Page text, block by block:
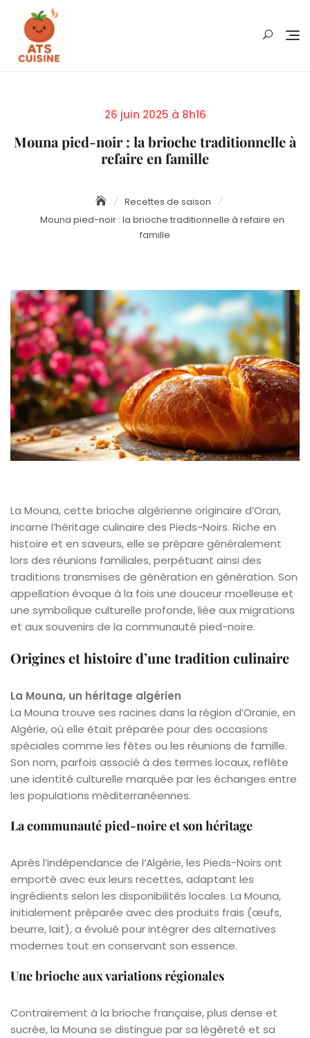
content
Posted
26 juin 2025 à 8h16
Mouna pied-noir : la brioche traditionnelle à
refaire en famille
Recettes de saison
Mouna pied-noir : la brioche traditionnelle à refaire en
famille
La Mouna, cette brioche algérienne originaire d’Oran,
incarne l’héritage culinaire des Pieds-Noirs. Riche en
histoire et en saveurs, elle se prépare généralement
lors des réunions familiales, perpétuant ainsi des
traditions transmises de génération en génération. Son
appellation évoque à la fois une douceur moelleuse et
une symbolique culturelle profonde, liée aux migrations
et aux souvenirs de la communauté pied-noire.
Origines et histoire d’une tradition culinaire
La Mouna, un héritage algérien
La Mouna trouve ses racines dans la région d’Oranie, en
Algérie, où elle était préparée pour des occasions
spéciales comme les fêtes ou les réunions de famille.
Son nom, parfois associé à des termes locaux, reflète
une identité culturelle marquée par les échanges entre
les populations méditerranéennes.
La communauté pied-noire et son héritage
Après l’indépendance de l’Algérie, les Pieds-Noirs ont
emporté avec eux leurs recettes, adaptant les
ingrédients selon les disponibilités locales. La Mouna,
initialement préparée avec des produits frais (œufs,
beurre, lait), a évolué pour intégrer des alternatives
modernes tout en conservant son essence.
Une brioche aux variations régionales
Contrairement à la brioche française, plus dense et
sucrée, la Mouna se distingue par sa légèreté et sa